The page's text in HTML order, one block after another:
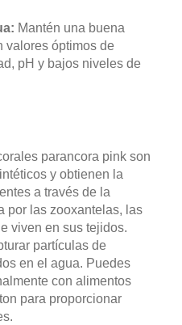
Mantén una buena
valores óptimos de
pH y bajos niveles de
parancora pink son
y obtienen la
a través de la
por las zooxantelas, las
viven en sus tejidos.
partículas de
en el agua. Puedes
con alimentos
para proporcionar